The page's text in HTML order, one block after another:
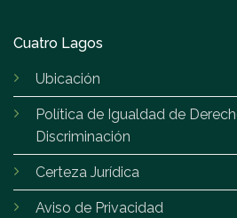
Cuatro Lagos
Ubicación
Política de Igualdad de
Discriminación
Certeza Jurídica
Aviso de Privacidad